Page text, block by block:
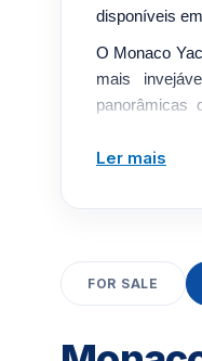
disponíveis
O Monaco
mais
panorâmicas
europeias,
Essa página
oferer
Ler mais
FOR SALE